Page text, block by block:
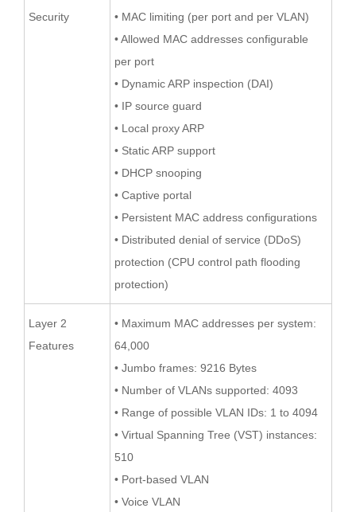
Security
• MAC limiting (per port and per VLAN)
• Allowed MAC addresses configurable
per port
• Dynamic ARP inspection (DAI)
• IP source guard
• Local proxy ARP
• Static ARP support
• DHCP snooping
• Captive portal
• Persistent MAC address configurations
• Distributed denial of service (DDoS)
protection (CPU control path flooding
protection)
Layer 2
Features
• Maximum MAC addresses per system:
64,000
• Jumbo frames: 9216 Bytes
• Number of VLANs supported: 4093
• Range of possible VLAN IDs: 1 to 4094
• Virtual Spanning Tree (VST) instances:
510
• Port-based VLAN
• Voice VLAN